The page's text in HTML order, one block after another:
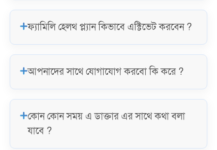
ফ্যামিলি হেলথ প্ল্যান কিভাবে এক্টিভেট করবেন ?
আপনাদের সাথে যোগাযোগ করবো কি করে ?
কোন কোন সময় এ ডাক্তার এর সাথে কথা বলা
যাবে ?